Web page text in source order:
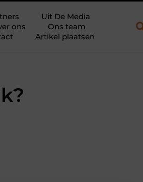
Uit De Media
ons
Ons team
Artikel plaatsen